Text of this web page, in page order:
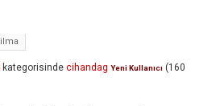
kategorisinde cihandag Yeni Kullanıcı (160